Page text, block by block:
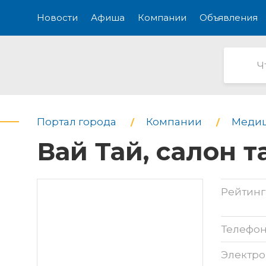
Новости Афиша Компании Объявления
Портал города Компании
Вай Тай, салон
Рейтинг